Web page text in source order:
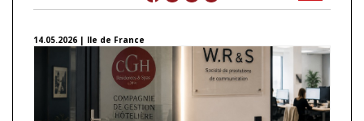
14.05.2026 | Ile de France